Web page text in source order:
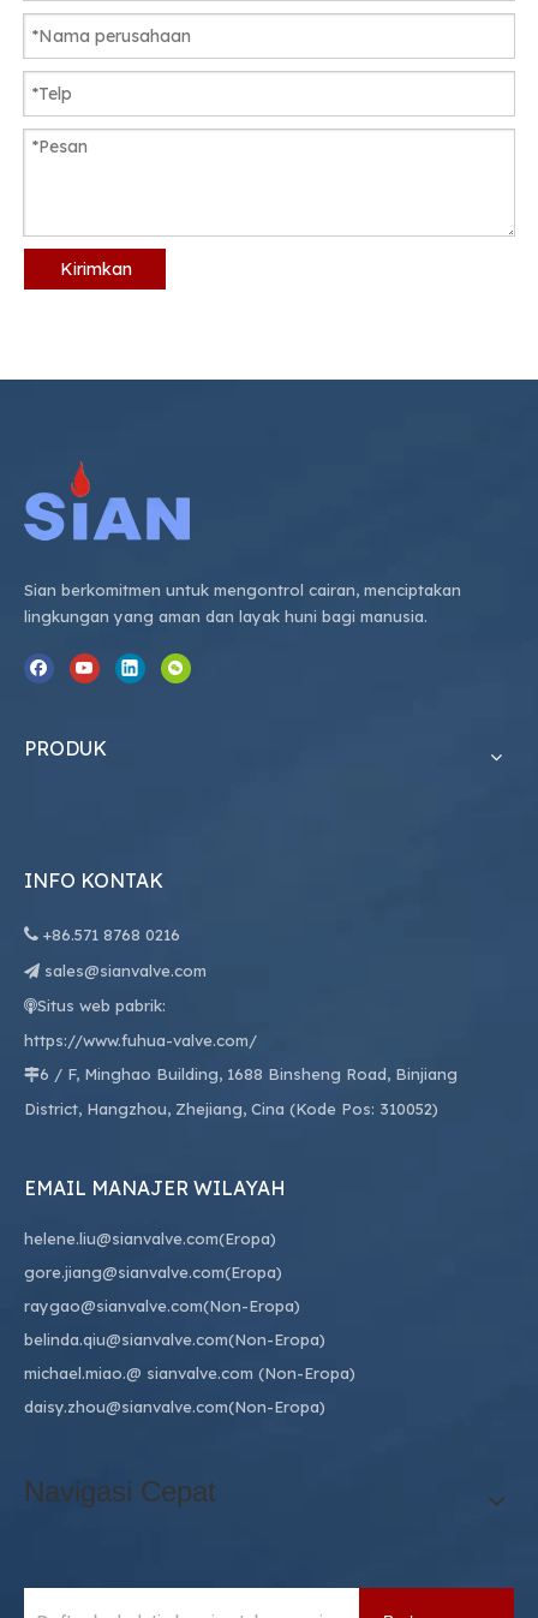
Kirimkan
Sian berkomitmen untuk mengontrol cairan, menciptakan
lingkungan yang aman dan layak huni bagi manusia.
PRODUK
INFO KONTAK
 +86.571 8768 0216
 sales@sianvalve.com
Situs web pabrik:
https://www.fuhua-valve.com/
6 / F, Minghao Building, 1688 Binsheng Road, Binjiang
District, Hangzhou, Zhejiang, Cina (Kode Pos: 310052)
EMAIL MANAJER WILAYAH
helene.liu@sianvalve.com(Eropa)
gore.jiang@sianvalve.com(Eropa)
raygao@sianvalve.com(Non-Eropa)
belinda.qiu@sianvalve.com(Non-Eropa)
michael.miao.@ sianvalve.com (Non-Eropa)
daisy.zhou@sianvalve.com(Non-Eropa)
Navigasi Cepat